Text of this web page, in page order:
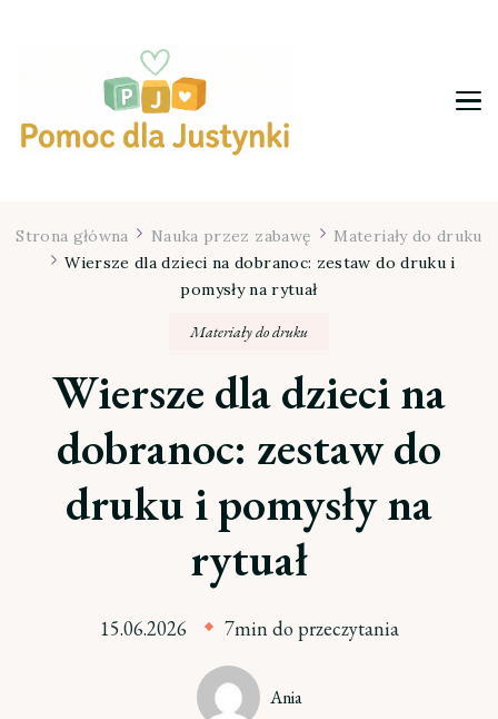
Strona główna Nauka przez zabawę
Materiały do druku
Wiersze dla dzieci na dobranoc: zestaw do druku i
pomysły na rytuał
Materiały do druku
Wiersze dla dzieci na
dobranoc: zestaw do
druku i pomysły na
rytuał
15.06.2026 7min do przeczytania
Ania